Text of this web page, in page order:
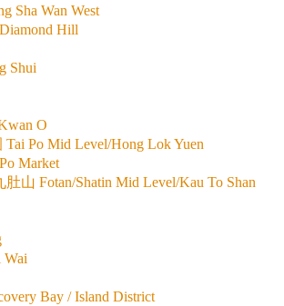
Sha Wan West
Hill
Shui
O
Po Mid Level/Hong Lok Yuen
Market
山 Fotan/Shatin Mid Level/Kau To Shan
Wai
Bay / Island District